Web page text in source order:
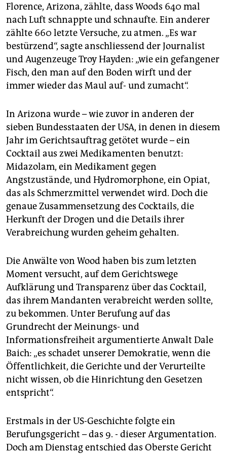
Florence, Arizona, zählte, dass Woods 640 mal
nach Luft schnappte und schnaufte. Ein anderer
zählte 660 letzte Versuche, zu atmen. „Es war
bestürzend“, sagte anschliessend der Journalist
und Augenzeuge Troy Hayden: „wie ein gefangener
Fisch, den man auf den Boden wirft und der
immer wieder das Maul auf- und zumacht“.
In Arizona wurde – wie zuvor in anderen der
sieben Bundesstaaten der USA, in denen in diesem
Jahr im Gerichtsauftrag getötet wurde – ein
Cocktail aus zwei Medikamenten benutzt:
Midazolam, ein Medikament gegen
Angstzustände, und Hydromorphone, ein Opiat,
das als Schmerzmittel verwendet wird. Doch die
genaue Zusammensetzung des Cocktails, die
Herkunft der Drogen und die Details ihrer
Verabreichung wurden geheim gehalten.
Die Anwälte von Wood haben bis zum letzten
Moment versucht, auf dem Gerichtswege
Aufklärung und Transparenz über das Cocktail,
das ihrem Mandanten verabreicht werden sollte,
zu bekommen. Unter Berufung auf das
Grundrecht der Meinungs- und
Informationsfreiheit argumentierte Anwalt Dale
Baich: „es schadet unserer Demokratie, wenn die
Öffentlichkeit, die Gerichte und der Verurteilte
nicht wissen, ob die Hinrichtung den Gesetzen
entspricht“.
Erstmals in der US-Geschichte folgte ein
Berufungsgericht – das 9. - dieser Argumentation.
Doch am Dienstag entschied das Oberste Gericht